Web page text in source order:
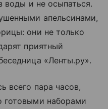
воды и не осыпаться.
апельсинами,
они не только
приятный
«Ленты.ру».
всего пара часов,
готовыми наборами